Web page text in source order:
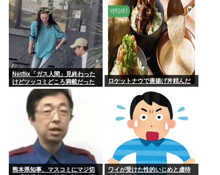
Netflix「ガス人間」見終わった
けどツッコミどころ満載だった
ロケットナウで唐揚げ丼頼んだ
熊本県知事、マスコミにマジ切
ワイが受けた性的いじめと虐待